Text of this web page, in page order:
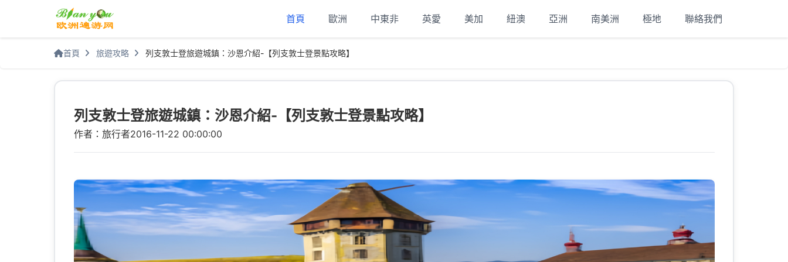
首頁 歐洲 中東非 英愛 美加 紐澳 亞洲 南美洲 極地 聯絡我們
首頁 旅遊攻略 列支敦士登旅遊城鎮：沙恩介紹-【列支敦士登景點攻略】
列支敦士登旅遊城鎮：沙恩介紹-【列支敦士登景點攻略】
作者：旅行者2016-11-22 00:00:00